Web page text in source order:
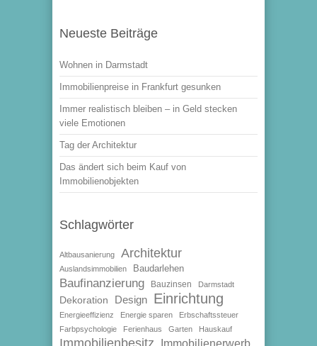
Neueste Beiträge
Wohnen in Darmstadt
Immobilienpreise in Frankfurt gesunken
Immer realistisch bleiben – in Geld stecken
viele Emotionen
Tag der Architektur
Das ändert sich beim Kauf von
Immobilienobjekten
Schlagwörter
Altbausanierung Architektur
Auslandsimmobilien Baudarlehen
Baufinanzierung Bauzinsen Darmstadt
Dekoration Design Einrichtung
Energieeffizienz Energie sparen
Erbschaftssteuer
Farbpsychologie
Ferienhaus Garten Hauskauf
Immobilienbesitz Immobilienerwerb